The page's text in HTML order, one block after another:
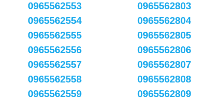
0965562553
0965562554
0965562555
0965562556
0965562557
0965562558
0965562559
0965562803
0965562804
0965562805
0965562806
0965562807
0965562808
0965562809